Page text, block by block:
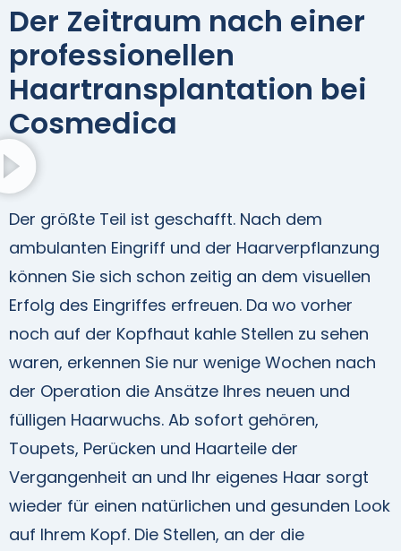
Der Zeitraum nach einer
professionellen
Haartransplantation bei
Cosmedica
Der größte Teil ist geschafft. Nach dem
ambulanten Eingriff und der Haarverpflanzung
können Sie sich schon zeitig an dem visuellen
Erfolg des Eingriffes erfreuen. Da wo vorher
noch auf der Kopfhaut kahle Stellen zu sehen
waren, erkennen Sie nur wenige Wochen nach
der Operation die Ansätze Ihres neuen und
fülligen Haarwuchs. Ab sofort gehören,
Toupets, Perücken und Haarteile der
Vergangenheit an und Ihr eigenes Haar sorgt
wieder für einen natürlichen und gesunden Look
auf Ihrem Kopf. Die Stellen, an der die